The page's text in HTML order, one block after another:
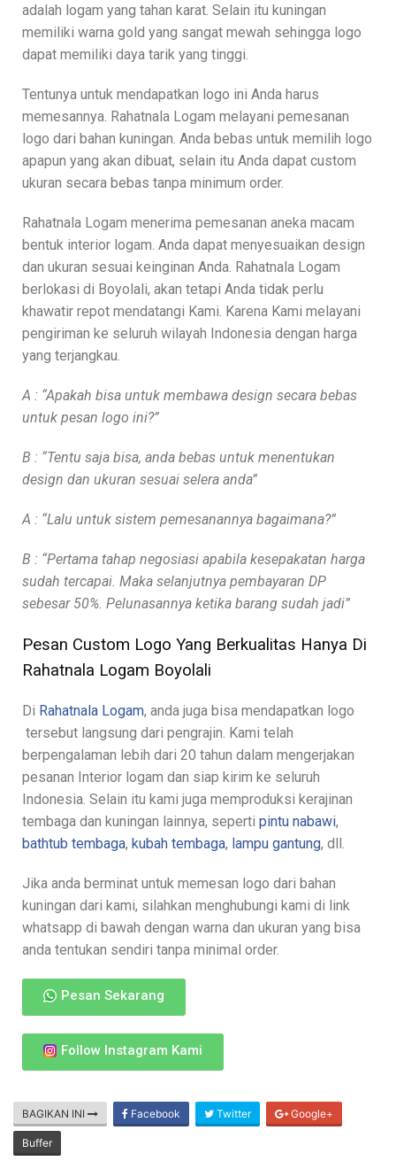
adalah logam yang tahan karat. Selain itu kuningan
memiliki warna gold yang sangat mewah sehingga logo
dapat memiliki daya tarik yang tinggi.
Tentunya untuk mendapatkan logo ini Anda harus
memesannya. Rahatnala Logam melayani pemesanan
logo dari bahan kuningan. Anda bebas untuk memilih logo
apapun yang akan dibuat, selain itu Anda dapat custom
ukuran secara bebas tanpa minimum order.
Rahatnala Logam menerima pemesanan aneka macam
bentuk interior logam. Anda dapat menyesuaikan design
dan ukuran sesuai keinginan Anda. Rahatnala Logam
berlokasi di Boyolali, akan tetapi Anda tidak perlu
khawatir repot mendatangi Kami. Karena Kami melayani
pengiriman ke seluruh wilayah Indonesia dengan harga
yang terjangkau.
A : “Apakah bisa untuk membawa design secara bebas
untuk pesan logo ini?”
B : “Tentu saja bisa, anda bebas untuk menentukan
design dan ukuran sesuai selera anda”
A : “Lalu untuk sistem pemesanannya bagaimana?”
B : “Pertama tahap negosiasi apabila kesepakatan harga
sudah tercapai. Maka selanjutnya pembayaran DP
sebesar 50%. Pelunasannya ketika barang sudah jadi”
Pesan Custom Logo Yang Berkualitas Hanya Di
Rahatnala Logam Boyolali
Di Rahatnala Logam, anda juga bisa mendapatkan logo
tersebut langsung dari pengrajin. Kami telah
berpengalaman lebih dari 20 tahun dalam mengerjakan
pesanan Interior logam dan siap kirim ke seluruh
Indonesia. Selain itu kami juga memproduksi kerajinan
tembaga dan kuningan lainnya, seperti pintu nabawi,
bathtub tembaga, kubah tembaga, lampu gantung, dll.
Jika anda berminat untuk memesan logo dari bahan
kuningan dari kami, silahkan menghubungi kami di link
whatsapp di bawah dengan warna dan ukuran yang bisa
anda tentukan sendiri tanpa minimal order.
Pesan Sekarang
Follow Instagram Kami
BAGIKAN INI Facebook Twitter Google+
Buffer